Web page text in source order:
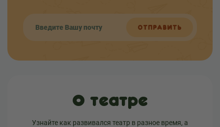
ОТПРАВИТЬ
О театре
Узнайте как развивался театр в разное время, а